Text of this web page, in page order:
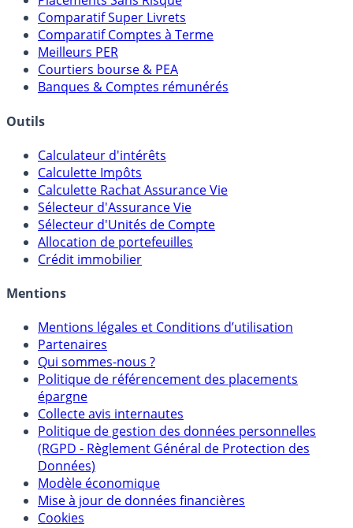
Comparatif Super Livrets
Comparatif Comptes à Terme
Meilleurs PER
Courtiers bourse & PEA
Banques & Comptes rémunérés
Outils
Calculateur d'intérêts
Calculette Impôts
Calculette Rachat Assurance Vie
Sélecteur d'Assurance Vie
Sélecteur d'Unités de Compte
Allocation de portefeuilles
Crédit immobilier
Mentions
Mentions légales et Conditions d’utilisation
Partenaires
Qui sommes-nous ?
Politique de référencement des placements
épargne
Collecte avis internautes
Politique de gestion des données personnelles
(RGPD - Règlement Général de Protection des
Données)
Modèle économique
Mise à jour de données financières
Cookies